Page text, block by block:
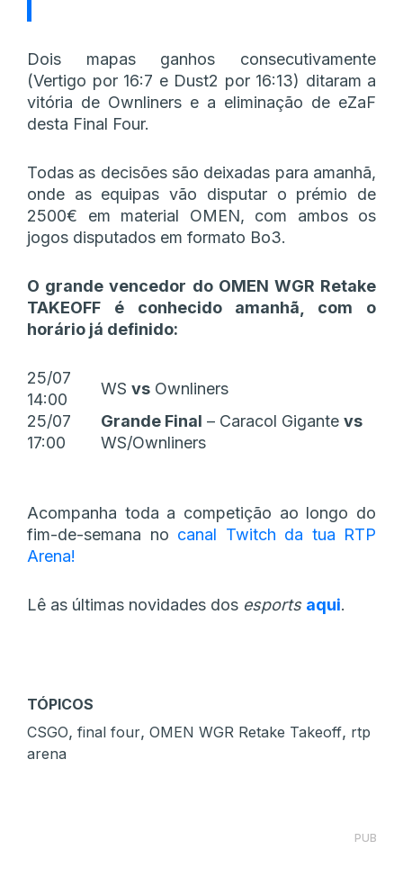
Dois mapas ganhos consecutivamente
(Vertigo por 16:7 e Dust2 por 16:13) ditaram a
vitória de Ownliners e a eliminação de eZaF
desta Final Four.
Todas as decisões são deixadas para amanhã,
onde as equipas vão disputar o prémio de
2500€ em material OMEN, com ambos os
jogos disputados em formato Bo3.
O grande vencedor do OMEN WGR Retake
TAKEOFF é conhecido amanhã, com o
horário já definido:
25/07
14:00
WS vs Ownliners
25/07
17:00
Grande Final – Caracol Gigante vs
WS/Ownliners
Acompanha toda a competição ao longo do
fim-de-semana no canal Twitch da tua RTP
Arena!
Lê as últimas novidades dos esports aqui.
TÓPICOS
CSGO, final four, OMEN WGR Retake Takeoff, rtp
arena
PUB